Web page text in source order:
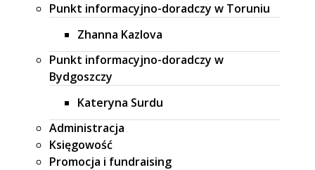
Punkt informacyjno-doradczy w Toruniu
Zhanna Kazlova
Punkt informacyjno-doradczy w
Bydgoszczy
Kateryna Surdu
Administracja
Księgowość
Promocja i fundraising